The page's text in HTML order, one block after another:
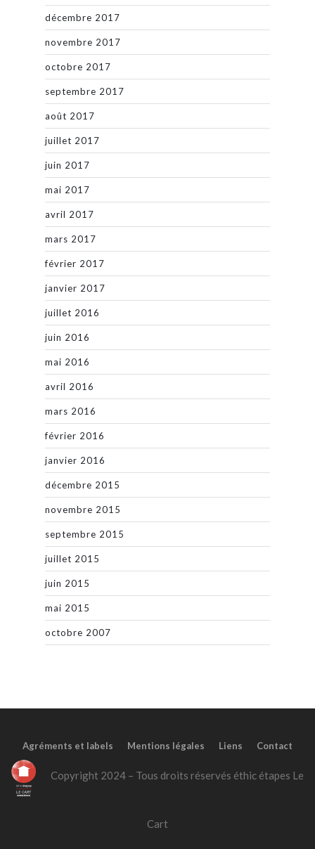
décembre 2017
novembre 2017
octobre 2017
septembre 2017
août 2017
juillet 2017
juin 2017
mai 2017
avril 2017
mars 2017
février 2017
janvier 2017
juillet 2016
juin 2016
mai 2016
avril 2016
mars 2016
février 2016
janvier 2016
décembre 2015
novembre 2015
septembre 2015
juillet 2015
juin 2015
mai 2015
octobre 2007
Agréments et labels Mentions légales Liens Contact
Copyright 2024 – Tous droits réservés éthic étapes Le
Cart